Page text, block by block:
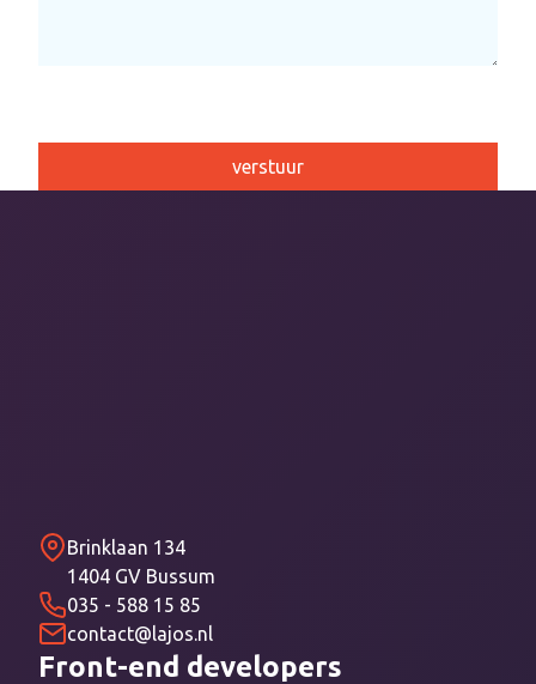
Brinklaan 134
1404 GV Bussum
035 - 588 15 85
contact@lajos.nl
Front-end developers